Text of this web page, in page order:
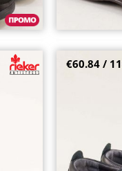
Стилни
€60.84 /